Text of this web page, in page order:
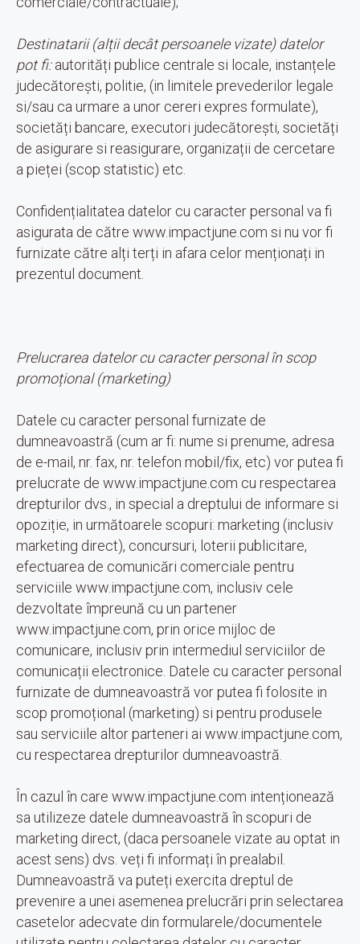
Destinatarii (alții decât persoanele vizate) datelor
pot fi:autorități publice centrale si locale, instanțele
judecătorești, politie, (in limitele prevederilor legale
si/sau ca urmare a unor cereri expres formulate),
societăți bancare, executori judecătorești, societăți
de asigurare si reasigurare, organizații de cercetare
a pieței (scop statistic) etc.
Confidențialitatea datelor cu caracter personal va fi
asigurata de către www.impactjune.com si nu vor fi
furnizate către alți terți in afara celor menționați in
prezentul document.
Prelucrarea datelor cu caracter personal în scop
promoțional (marketing)
Datele cu caracter personal furnizate de
dumneavoastră (cum ar fi: nume si prenume, adresa
de e-mail, nr. fax, nr. telefon mobil/fix, etc) vor putea fi
prelucrate de www.impactjune.com cu respectarea
drepturilor dvs., in special a dreptului de informare si
opoziție, in următoarele scopuri: marketing (inclusiv
marketing direct), concursuri, loterii publicitare,
efectuarea de comunicări comerciale pentru
serviciile www.impactjune.com, inclusiv cele
dezvoltate împreună cu un partener
www.impactjune.com, prin orice mijloc de
comunicare, inclusiv prin intermediul serviciilor de
comunicații electronice. Datele cu caracter personal
furnizate de dumneavoastră vor putea fi folosite in
scop promoțional (marketing) si pentru produsele
sau serviciile altor parteneri ai www.impactjune.com,
cu respectarea drepturilor dumneavoastră.
În cazul în care www.impactjune.com intenționează
sa utilizeze datele dumneavoastră în scopuri de
marketing direct, (daca persoanele vizate au optat in
acest sens) dvs. veți fi informați în prealabil.
Dumneavoastră va puteți exercita dreptul de
prevenire a unei asemenea prelucrări prin selectarea
casetelor adecvate din formularele/documentele